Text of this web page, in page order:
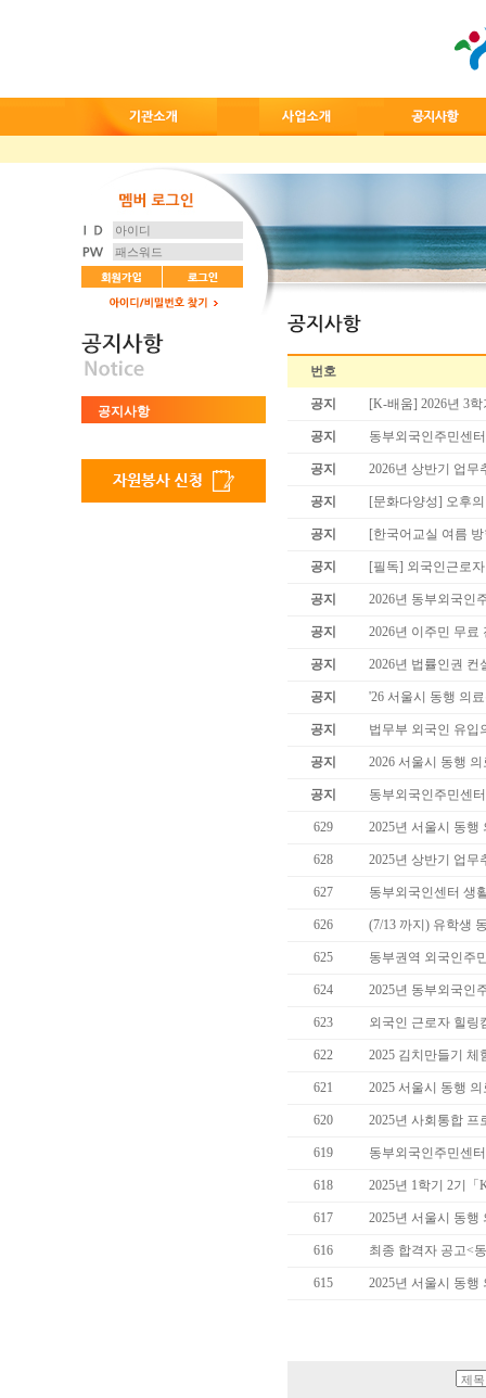
공지사항
번호
공지 [K-배움] 2026년 3
공지 동부외국인주민센
공지 2026년 상반기 업무
공지 [문화다양성] 오후
공지 [한국어교실 여름
공지 [필독] 외국인근로
공지 2026년 동부외국인
공지 2026년 이주민 무
공지 2026년 법률인권 컨
공지 '26 서울시 동행 의
공지 법무부 외국인 유
공지 2026 서울시 동행
공지 동부외국인주민센
629 2025년 서울시 동
628 2025년 상반기 업무
627 동부외국인센터 생
626 (7/13 까지) 유학생
625 동부권역 외국인주
624 2025년 동부외국인
623 외국인 근로자 힐
622 2025 김치만들기 체
621 2025 서울시 동행
620 2025년 사회통합
619 동부외국인주민센
618 2025년 1학기 2기
617 2025년 서울시 동
616 최종 합격자 공고<
615 2025년 서울시 동